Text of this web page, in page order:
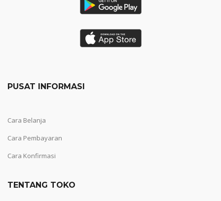
PUSAT INFORMASI
Cara Belanja
Cara Pembayaran
Cara Konfirmasi
TENTANG TOKO